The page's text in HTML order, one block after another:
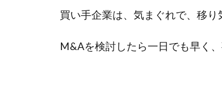
買い手企業は、気まぐれで、移り
M&Aを検討したら一日でも早く